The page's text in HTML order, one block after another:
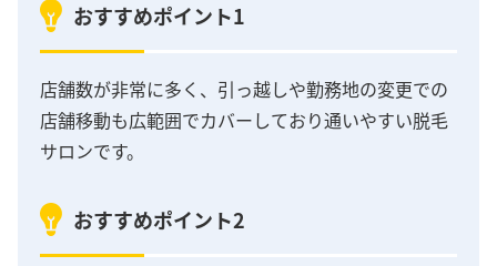
おすすめポイント1
店舗数が非常に多く、引っ越しや勤務地の変更での
店舗移動も広範囲でカバーしており通いやすい脱毛
サロンです。
おすすめポイント2